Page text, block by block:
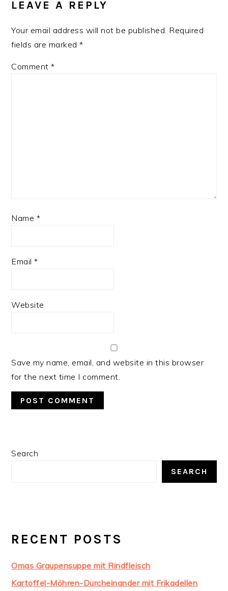
LEAVE A REPLY
Your email address will not be published. Required
fields are marked*
Comment*
Name *
Email*
Website
Save my name, email, and website in this browser
for the next time I comment.
PRIMARY
Search
SEARCH
RECENT POSTS
Omas Graupensuppe mit Rindfleisch
Kartoffel-Möhren-Durcheinander mit Frikadellen